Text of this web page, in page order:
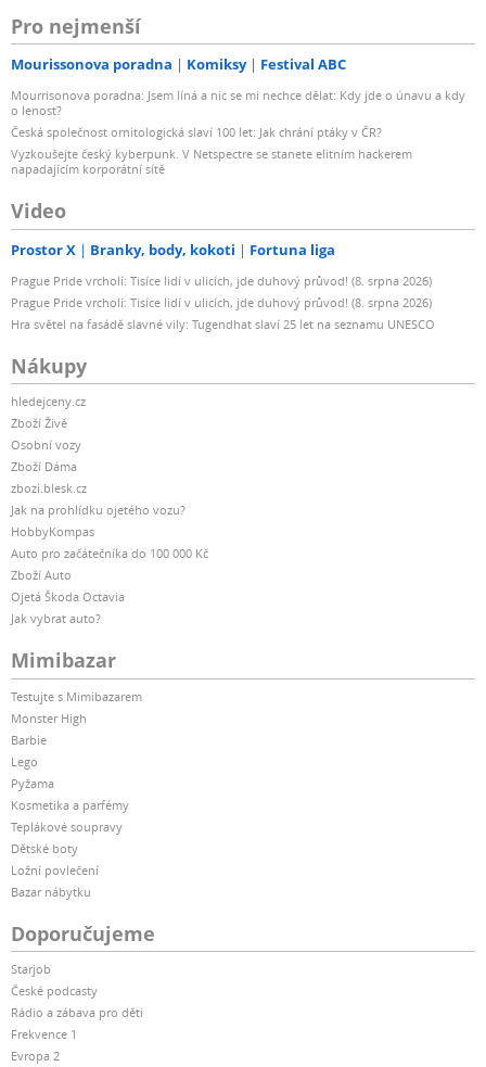
Pro nejmenší
Mourissonova poradna Komiksy Festival ABC
Mourrisonova poradna: Jsem líná a nic se mi nechce dělat: Kdy jde o únavu a kdy
o lenost?
Česká společnost ornitologická slaví 100 let: Jak chrání ptáky v ČR?
Vyzkoušejte český kyberpunk. V Netspectre se stanete elitním hackerem
napadajícím korporátní sítě
Video
Prostor X Branky, body, kokoti Fortuna liga
Prague Pride vrcholí: Tisíce lidí v ulicích, jde duhový průvod! (8. srpna 2026)
Prague Pride vrcholí: Tisíce lidí v ulicích, jde duhový průvod! (8. srpna 2026)
Hra světel na fasádě slavné vily: Tugendhat slaví 25 let na seznamu UNESCO
Nákupy
hledejceny.cz
Zboží Živě
Osobní vozy
Zboží Dáma
zbozi.blesk.cz
Jak na prohlídku ojetého vozu?
HobbyKompas
Auto pro začátečníka do 100 000 Kč
Zboží Auto
Ojetá Škoda Octavia
Jak vybrat auto?
Mimibazar
Testujte s Mimibazarem
Monster High
Barbie
Lego
Pyžama
Kosmetika a parfémy
Teplákové soupravy
Dětské boty
Ložní povlečení
Bazar nábytku
Doporučujeme
Starjob
České podcasty
Rádio a zábava pro děti
Frekvence 1
Evropa 2